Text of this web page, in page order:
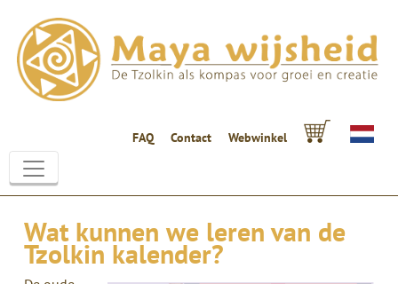
FAQ Contact Webwinkel
Wat kunnen we leren van de
Tzolkin kalender?